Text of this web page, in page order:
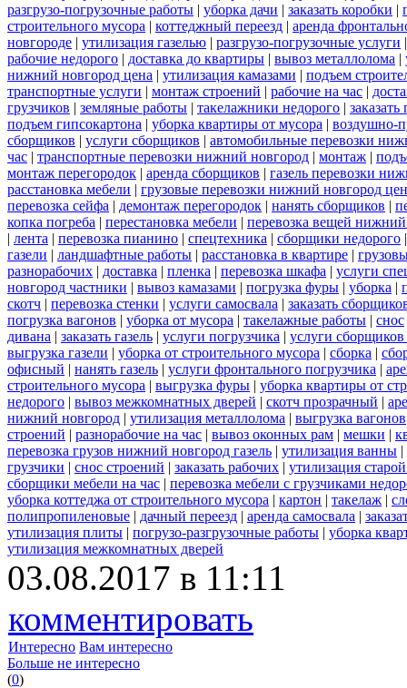
разгрузо-погрузочные работы | уборка дачи | заказать коробки |
строительного мусора | коттеджный переезд | аренда
новгороде | утилизация газелью | разгрузо-погрузочные услуги
рабочие недорого | доставка до квартиры | вывоз металлолома |
нижний новгород цена | утилизация камазами | подъем
транспортные услуги | монтаж строений | рабочие на час |
грузчиков | земляные работы | такелажники недорого |
подъем гипсокартона | уборка квартиры от мусора | воздушно-
сборщиков | услуги сборщиков | автомобильные перевозки
час | транспортные перевозки нижний новгород | монтаж |
монтаж перегородок | аренда сборщиков | газель перевозки
расстановка мебели | грузовые перевозки нижний новгород
перевозка сейфа | демонтаж перегородок | нанять сборщиков |
копка погреба | перестановка мебели | перевозка вещей
| лента | перевозка пианино | спецтехника | сборщики недорого
газели | ландшафтные работы | расстановка в квартире |
разнорабочих | доставка | пленка | перевозка шкафа | услуги
новгород частники | вывоз камазами | погрузка фуры | уборка |
скотч | перевозка стенки | услуги самосвала | заказать
погрузка вагонов | уборка от мусора | такелажные работы | снос
дивана | заказать газель | услуги погрузчика | услуги
выгрузка газели | уборка от строительного мусора | сборка |
офисный | нанять газель | услуги фронтального погрузчика |
строительного мусора | выгрузка фуры | уборка квартиры от
недорого | вывоз межкомнатных дверей | скотч прозрачный |
нижний новгород | утилизация металлолома | выгрузка вагонов
строений | разнорабочие на час | вывоз оконных рам | мешки |
перевозка грузов нижний новгород газель | утилизация ванны |
грузчики | снос строений | заказать рабочих | утилизация
сборщики мебели на час | перевозка мебели с грузчиками
уборка коттеджа от строительного мусора | картон | такелаж |
полипропиленовые | дачный переезд | аренда самосвала |
утилизация плиты | погрузо-разгрузочные работы | уборка
утилизация межкомнатных дверей
03.08.2017 в 11:11
комментировать
Интересно Вам интересно
Больше не интересно
(0)